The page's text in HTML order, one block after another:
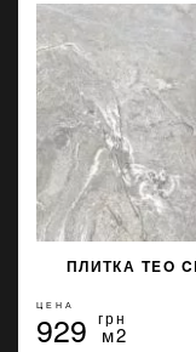
ПЛИТКА TEO
ЦЕНА
929 грн
м2